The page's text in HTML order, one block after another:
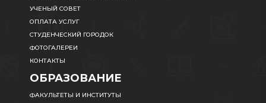
УЧЕНЫЙ СОВЕТ
ОПЛАТА УСЛУГ
СТУДЕНЧЕСКИЙ ГОРОДОК
ФОТОГАЛЕРЕИ
КОНТАКТЫ
ОБРАЗОВАНИЕ
ФАКУЛЬТЕТЫ И ИНСТИТУТЫ